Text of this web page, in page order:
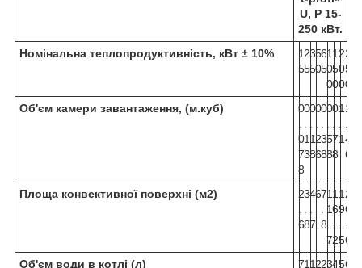
U, P 15-
250 кВт.
Номінальна теплопродуктивність, кВт ± 10%
1
5
2
5
3
5
5
0
6
5
1
0
0
1
5
0
2
0
0
2
5
0
Об'єм камери завантаження, (м.куб)
0
.
0
7
8
0
.
1
3
0
.
1
8
0
.
2
6
0
.
3
8
0
.
5
8
0
.
7
8
1
.
1
1
.
4
6
Площа конвективної поверхні (м2)
2
.
6
3
.
8
4
.
7
67
.
8
1
1
.
7
1
6
.
2
1
9
.
5
2
6
.
6
Об'єм води в котлі (л)
711223456